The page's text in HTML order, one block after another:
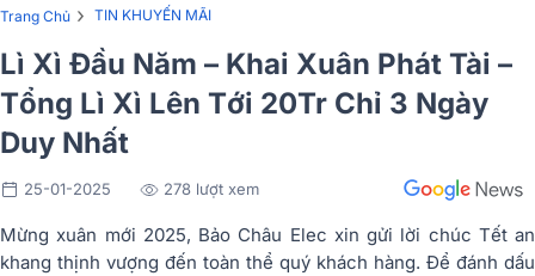
Trang Chủ › TIN KHUYẾN MÃI
Lì Xì Đầu Năm – Khai Xuân Phát Tài –
Tổng Lì Xì Lên Tới 20Tr Chỉ 3 Ngày
Duy Nhất
25-01-2025 278 lượt xem
Mừng xuân mới 2025, Bảo Châu Elec xin gửi lời chúc Tết an
khang thịnh vượng đến toàn thể quý khách hàng. Để đánh dấu